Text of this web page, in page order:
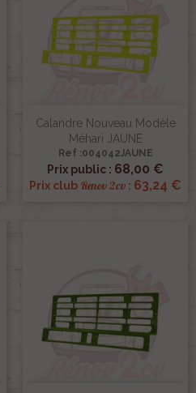
Calandre Nouveau Modèle
Méhari JAUNE
Ref :004042JAUNE
Prix public : 68,00 €
Prix club Renov 2cv : 63,24 €